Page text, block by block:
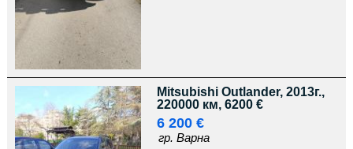
Mitsubishi Outlander, 2013г.,
220000 км, 6200 €
6 200 €
гр. Варна